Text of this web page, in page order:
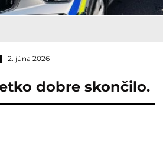
2. júna 2026
dobre skončilo.